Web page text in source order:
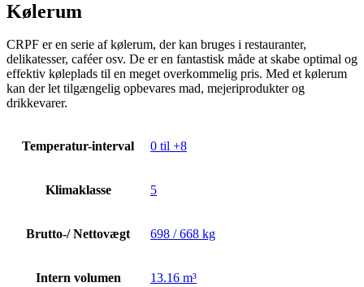
Kølerum
CRPF er en serie af kølerum, der kan bruges i restauranter,
delikatesser, caféer osv. De er en fantastisk måde at skabe optimal og
effektiv køleplads til en meget overkommelig pris. Med et kølerum
kan der let tilgængelig opbevares mad, mejeriprodukter og
drikkevarer.
Temperatur-interval 0 til +8
Klimaklasse 5
Brutto-/ Nettovægt 698 / 668 kg
Intern volumen 13.16 m³